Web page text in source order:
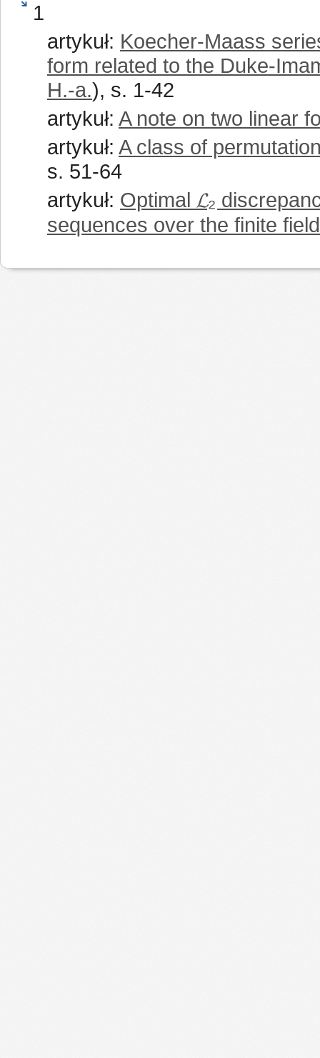
1
artykuł: Koecher-Maass
form related to the Duke-
H.-a.), s. 1-42
artykuł: A note on two linear
artykuł: A class of
s. 51-64
artykuł: Optimal 𝓛₂
sequences over the finite